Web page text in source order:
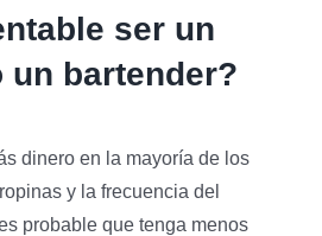
ser un
un bartender?
dinero en la mayoría de los
y la frecuencia del
probable que tenga menos